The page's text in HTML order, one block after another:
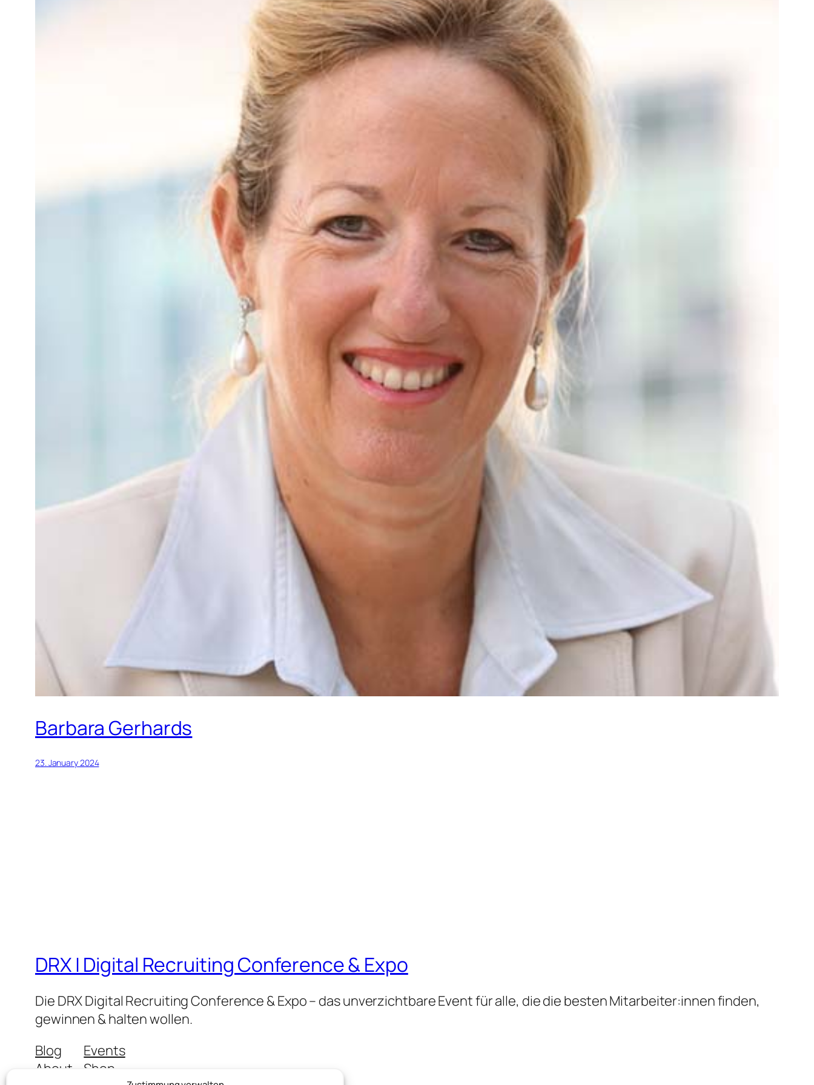
Barbara Gerhards
23. January 2024
DRX | Digital Recruiting Conference & Expo
Die DRX Digital Recruiting Conference & Expo – das unverzichtbare Event für alle, die die besten Mitarbeiter:innen finden,
gewinnen & halten wollen.
Blog
About
Events
Shop